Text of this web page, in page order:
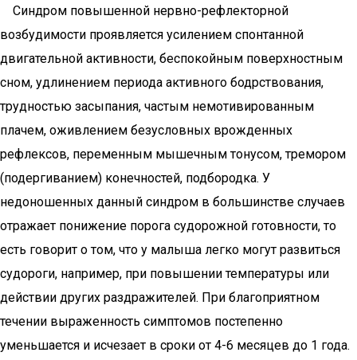
Синдром повышенной нервно-рефлекторной
возбудимости проявляется усилением спонтанной
двигательной активности, беспокойным поверхностным
сном, удлинением периода активного бодрствования,
трудностью засыпания, частым немотивированным
плачем, оживлением безусловных врожденных
рефлексов, переменным мышечным тонусом, тремором
(подергиванием) конечностей, подбородка. У
недоношенных данный синдром в большинстве случаев
отражает понижение порога судорожной готовности, то
есть говорит о том, что у малыша легко могут развиться
судороги, например, при повышении температуры или
действии других раздражителей. При благоприятном
течении выраженность симптомов постепенно
уменьшается и исчезает в сроки от 4-6 месяцев до 1 года.